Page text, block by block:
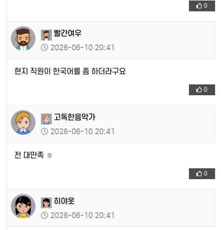
0
빨간여우
2026-06-10 20:41
현지 직원이 한국어를 좀 하더라구요
0
고독한음악가
2026-06-10 20:41
전 대만족 ㅎ
0
히야옷
2026-06-10 20:41